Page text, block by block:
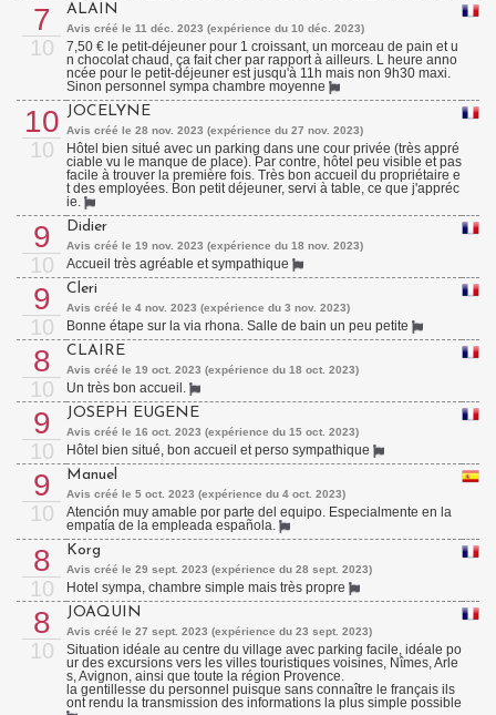
7
10
ALAIN
Avis créé le 11 déc. 2023 (expérience du 10 déc. 2023)
7,50 € le petit-déjeuner pour 1 croissant, un morceau de pain et u
n chocolat chaud, ça fait cher par rapport à ailleurs. L heure anno
ncée pour le petit-déjeuner est jusqu'à 11h mais non 9h30 maxi.
Sinon personnel sympa chambre moyenne
10
10
JOCELYNE
Avis créé le 28 nov. 2023 (expérience du 27 nov. 2023)
Hôtel bien situé avec un parking dans une cour privée (très appré
ciable vu le manque de place). Par contre, hôtel peu visible et pas
facile à trouver la première fois. Très bon accueil du propriétaire e
t des employées. Bon petit déjeuner, servi à table, ce que j'appréc
ie.
9
10
Didier
Avis créé le 19 nov. 2023 (expérience du 18 nov. 2023)
Accueil très agréable et sympathique
9
10
Cleri
Avis créé le 4 nov. 2023 (expérience du 3 nov. 2023)
Bonne étape sur la via rhona. Salle de bain un peu petite
8
10
CLAIRE
Avis créé le 19 oct. 2023 (expérience du 18 oct. 2023)
Un très bon accueil.
9
10
JOSEPH EUGENE
Avis créé le 16 oct. 2023 (expérience du 15 oct. 2023)
Hôtel bien situé, bon accueil et perso sympathique
9
10
Manuel
Avis créé le 5 oct. 2023 (expérience du 4 oct. 2023)
Atención muy amable por parte del equipo. Especialmente en la
empatía de la empleada española.
8
10
Korg
Avis créé le 29 sept. 2023 (expérience du 28 sept. 2023)
Hotel sympa, chambre simple mais très propre
8
10
JOAQUIN
Avis créé le 27 sept. 2023 (expérience du 23 sept. 2023)
Situation idéale au centre du village avec parking facile, idéale po
ur des excursions vers les villes touristiques voisines, Nîmes, Arle
s, Avignon, ainsi que toute la région Provence.
la gentillesse du personnel puisque sans connaître le français ils
ont rendu la transmission des informations la plus simple possible